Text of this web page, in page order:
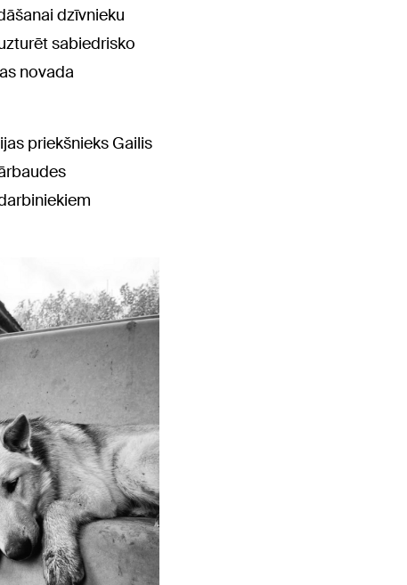
dzīvnieku
sabiedrisko
novada
priekšnieks Gailis